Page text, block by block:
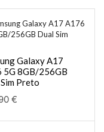
Galaxy A17
5G 8GB/256GB
Preto
€